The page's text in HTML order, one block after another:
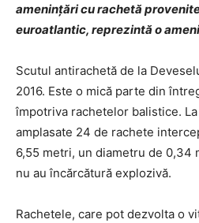
amenințări cu rachetă
euroatlantic, reprezintă o
Scutul antirachetă de la
2016. Este o mică parte din
împotriva rachetelor balistice.
amplasate 24 de rachete
6,55 metri, un diametru de
nu au încărcătură explozivă.
Rachetele, care pot dezvolta o